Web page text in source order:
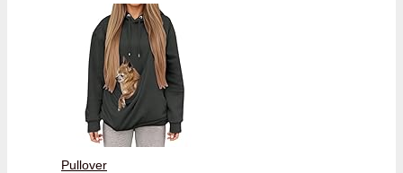
Pullover